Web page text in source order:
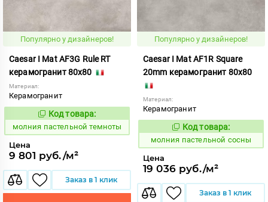
Популярно у дизайнеров!
Caesar I Mat AF3G Rule RT
керамогранит 80x80
Материал:
Керамогранит
1008727
Код товара:
молния пастельной темноты
Цена
9 801 руб./м²
Заказ в 1 клик
Популярно у дизайнеров!
Caesar I Mat AF1R Square
20mm керамогранит 80x80
Материал:
Керамогранит
1008722
Код товара:
молния пастельной сосны
Цена
19 036 руб./м²
Заказ в 1 клик